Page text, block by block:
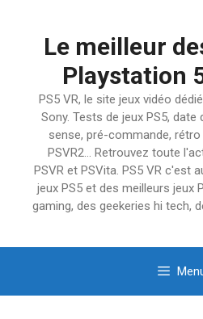
Le meilleur
Playstation
PS5 VR, le site jeux vidéo
Sony. Tests de jeux PS5,
sense, pré-commande,
PSVR2… Retrouvez toute
PSVR et PSVita. PS5 VR c'est
jeux PS5 et des meilleurs jeux
gaming, des geekeries hi tech,